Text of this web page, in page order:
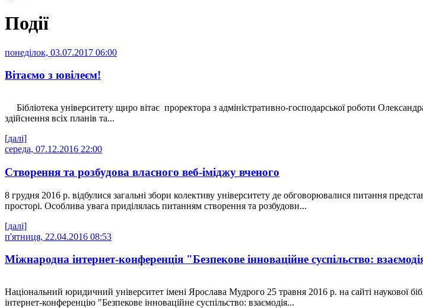
Події
понеділок, 03.07.2017 06:00
Вітаємо з ювілеєм!
Бібліотека університету щиро вітає проректора з адміністративно-господарської роботи
здійснення всіх планів та...
[далі]
середа, 07.12.2016 22:00
Створення та розбудова власного веб-іміджу вченого
8 грудня 2016 р. відбулися загальні збори колективу університету де обговорювалися питання
просторі. Особлива увага приділялась питанням створення та розбудови...
[далі]
п'ятниця, 22.04.2016 08:53
Міжнародна інтернет-конференція "Безпекове інноваційне суспільство:
Національний юридичний університет імені Ярослава Мудрого 25 травня 2016 р. на сайті
інтернет-конференцію "Безпекове інноваційне суспільство: взаємодія...